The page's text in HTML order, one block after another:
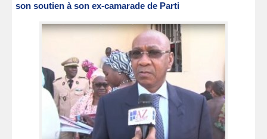
son soutien à son ex-camarade de Parti